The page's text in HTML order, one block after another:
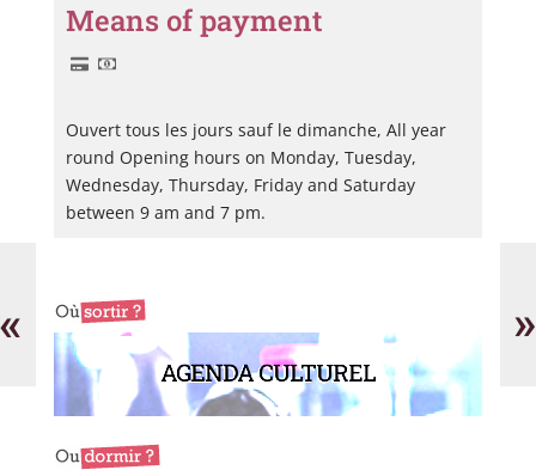
«Riviera »
Means of payment
Ouvert tous les jours sauf le dimanche, All year
round Opening hours on Monday, Tuesday,
Wednesday, Thursday, Friday and Saturday
between 9 am and 7 pm.
AGENDA CULTUREL